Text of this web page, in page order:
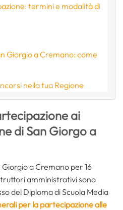
termini e modalità di
Giorgio a Cremano: come
nella tua Regione
ai
di San Giorgo a
a Cremano per 16
amministrativi sono
del Diploma di Scuola Media
per la partecipazione alle